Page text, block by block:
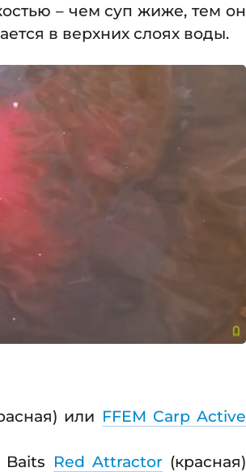
– чем суп жиже, тем он
в верхних слоях воды.
или FFEM Carp Active
Baits Red Attractor(красная)